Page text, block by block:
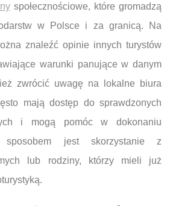
społecznościowe, które gromadzą
w Polsce i za granicą. Na
znaleźć opinie innych turystów
warunki panujące w danym
zwrócić uwagę na lokalne biura
mają dostęp do sprawdzonych
i mogą pomóc w dokonaniu
sposobem jest skorzystanie z
lub rodziny, którzy mieli już